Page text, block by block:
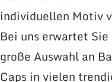
individuellen Motiv
Bei uns erwartet Sie
große Auswahl an
Caps in vielen